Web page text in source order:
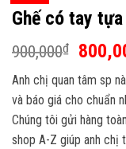
Ghế có tay tựa
900,000₫
Giá
gốc
là:
Anh chị quan tâm sp
và báo giá cho chuẩn
Chúng tôi gửi hàng
shop A-Z giúp anh